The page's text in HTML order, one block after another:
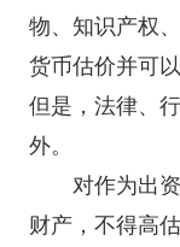
物、 知识产权
货币估价并可
但是，法律、
外。
对作为出资
财产，不得高